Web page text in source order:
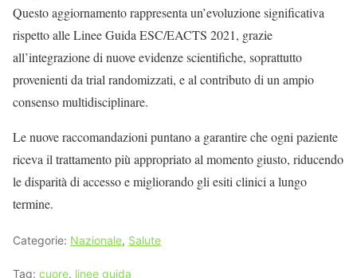
Questo aggiornamento rappresenta un’evoluzione significativa
rispetto alle Linee Guida ESC/EACTS 2021, grazie
all’integrazione di nuove evidenze scientifiche, soprattutto
provenienti da trial randomizzati, e al contributo di un ampio
consenso multidisciplinare.
Le nuove raccomandazioni puntano a garantire che ogni paziente
riceva il trattamento più appropriato al momento giusto, riducendo
le disparità di accesso e migliorando gli esiti clinici a lungo
termine.
Categorie: Nazionale, Salute
Tag: cuore, linee guida